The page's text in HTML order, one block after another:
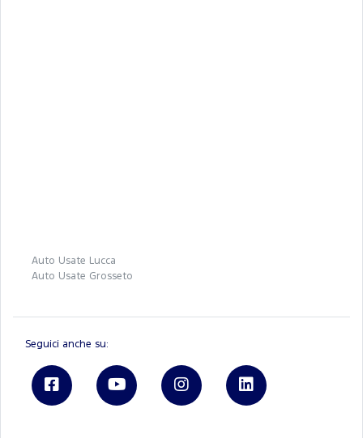
Auto Usate Lucca
Auto Usate Grosseto
Seguici anche su: